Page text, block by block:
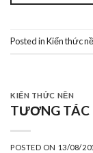
Posted inKiến thức
KIẾN THỨC NỀN
TƯƠNG TÁC
POSTED ON 13/08/